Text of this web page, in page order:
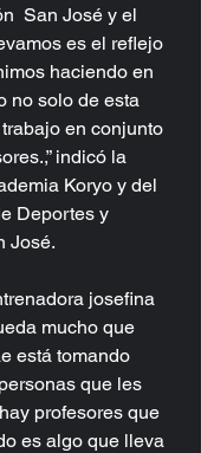
San José y el
es el reflejo
haciendo en
no solo de esta
en conjunto
indicó la
Koryo y del
Deportes y
José.
josefina
mucho que
está tomando
que les
profesores que
es algo que lleva